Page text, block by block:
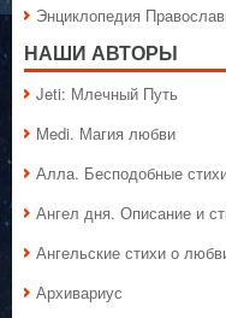
Энциклопедия
НАШИ АВТОРЫ
Jeti: Млечный Путь
Medi. Магия любви
Алла. Бесподобные
Ангел дня. Описание и
Ангельские стихи о
Архивариус